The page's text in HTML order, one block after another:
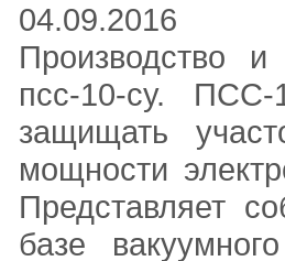
04.09.2016
Производство
псс-10-су.
защищать
мощности
Представляет
базе